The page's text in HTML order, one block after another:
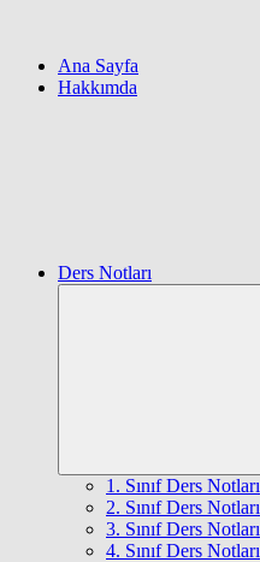
Ana Sayfa
Hakkımda
Ders Notları
1. Sınıf Ders Notları
2. Sınıf Ders Notları
3. Sınıf Ders Notları
4. Sınıf Ders Notları